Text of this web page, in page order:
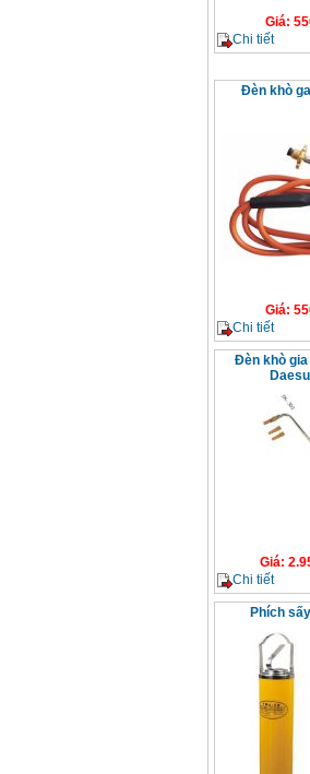
Giá:
Chi tiết
Đèn khò
Giá:
Chi tiết
Đèn khò
Giá:
Chi tiết
Phích